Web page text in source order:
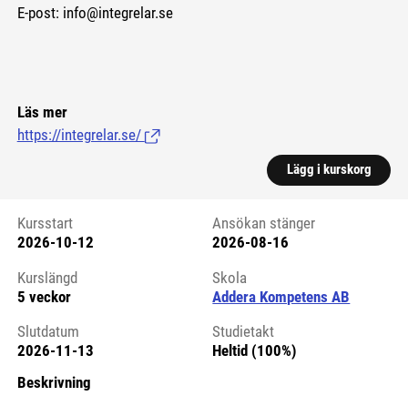
E-post: info@integrelar.se
Läs mer
https://integrelar.se/ (Länk till extern sida.)
Lägg i kurskorg
Kursstart 6143053
Kursstart
2026-10-12
Ansökan stänger
2026-08-16
Kurslängd
5 veckor
Skola
Addera Kompetens AB
Slutdatum
2026-11-13
Studietakt
Heltid (100%)
Beskrivning